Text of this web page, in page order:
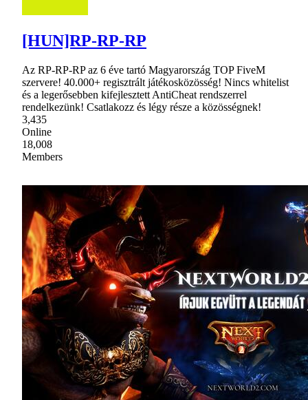
[HUN]RP-RP-RP
Az RP-RP-RP az 6 éve tartó Magyarország TOP FiveM
szervere! 40.000+ regisztrált játékosközösség! Nincs whitelist
és a legerősebben kifejlesztett AntiCheat rendszerrel
rendelkezünk! Csatlakozz és légy része a közösségnek!
3,435
Online
18,008
Members